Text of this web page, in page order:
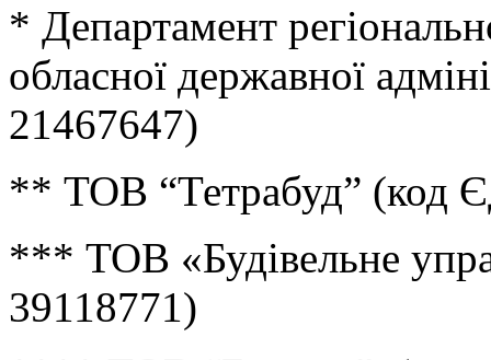
* Департамент
обласної державної
21467647)
** ТОВ “Тетрабуд” (код
*** ТОВ «Будівельне
39118771)